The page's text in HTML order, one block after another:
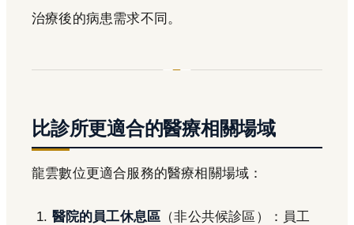
治療後的病患需求不同。
比診所更適合的醫療相關場域
龍雲數位更適合服務的醫療相關場域：
醫院的員工休息區 （非公共候診區）：員工